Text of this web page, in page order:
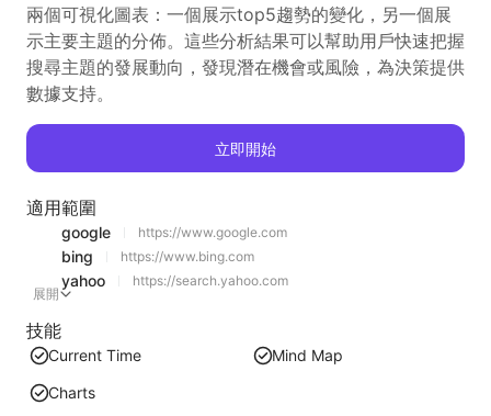
兩個可視化圖表：一個展示top5趨勢的變化，另一個展
示主要主題的分佈。這些分析結果可以幫助用戶快速把握
搜尋主題的發展動向，發現潛在機會或風險，為決策提供
數據支持。
立即開始
適用範圍
google https://www.google.com
bing https://www.bing.com
yahoo
https://search.yahoo.com
展開
技能
Current Time
Mind Map
Charts